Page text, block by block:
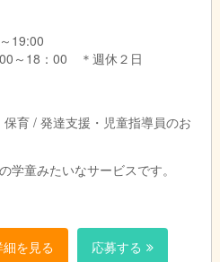
19:00
～18：00 ＊週休２日
バイトの方は、週１からＯＫで
らＯＫです。
保育 / 発達支援・児童指導員のお
学童みたいなサービスです。
細を見る 応募する